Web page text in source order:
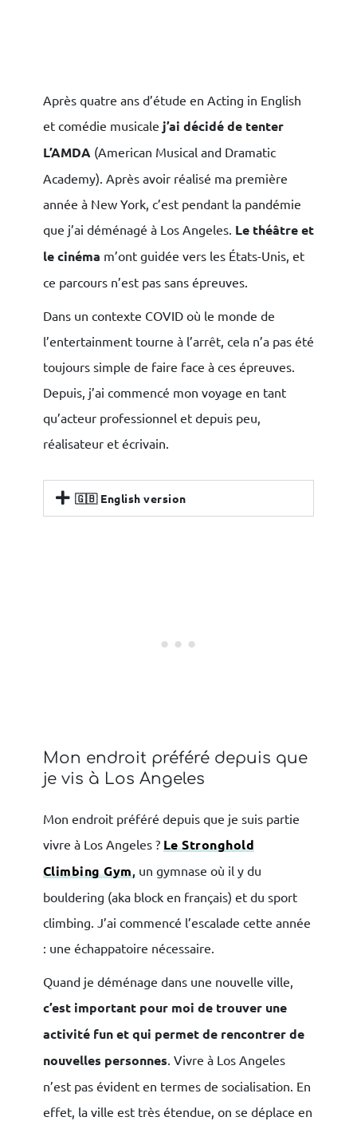
Après quatre ans d’étude en Acting in English
et comédie musicale j’ai décidé de tenter
L’AMDA (American Musical and Dramatic
Academy). Après avoir réalisé ma première
année à New York, c’est pendant la pandémie
que j’ai déménagé à Los Angeles. Le théâtre et
le cinéma m’ont guidée vers les États-Unis, et
ce parcours n’est pas sans épreuves.
Dans un contexte COVID où le monde de
l’entertainment tourne à l’arrêt, cela n’a pas été
toujours simple de faire face à ces épreuves.
Depuis, j’ai commencé mon voyage en tant
qu’acteur professionnel et depuis peu,
réalisateur et écrivain.
🇬🇧 English version
Mon endroit préféré​ depuis que
je vis à Los Angeles
Mon endroit préféré depuis que je suis partie
vivre à Los Angeles ? Le Stronghold
Climbing Gym, un gymnase où il y du
bouldering (aka block en français) et du sport
climbing. J’ai commencé l’escalade cette année
: une échappatoire nécessaire.
Quand je déménage dans une nouvelle ville,
c’est important pour moi de trouver une
activité fun et qui permet de rencontrer de
nouvelles personnes. Vivre à Los Angeles
n’est pas évident en termes de socialisation. En
effet, la ville est très étendue, on se déplace en